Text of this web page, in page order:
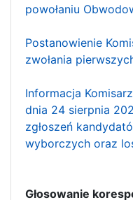
powołaniu
Postanowienie
zwołania
Informacja
dnia 24 sierpnia
zgłoszeń
wyborczych oraz
Głosowanie